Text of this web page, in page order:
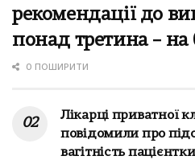
рекомендації до
понад третина –
0 ПОШИРИТИ
Лікарці приватної
повідомили про
вагітність пацієнтки